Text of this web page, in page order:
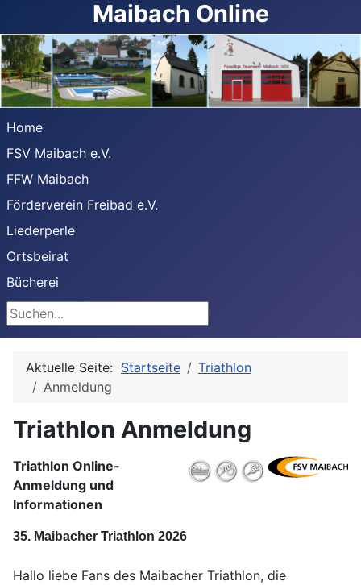
Maibach Online
Home
FSV Maibach e.V.
FFW Maibach
Förderverein Freibad e.V.
Liederperle
Ortsbeirat
Bücherei
Suchen
Aktuelle Seite: Startseite
Triathlon
Anmeldung
Triathlon Anmeldung
Triathlon Online-
Anmeldung und
Informationen
35. Maibacher Triathlon 2026
Hallo liebe Fans des Maibacher Triathlon, die